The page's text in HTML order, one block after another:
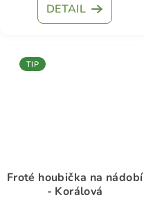
DETAIL
TIP
Froté houbička na nádobí
- Korálová